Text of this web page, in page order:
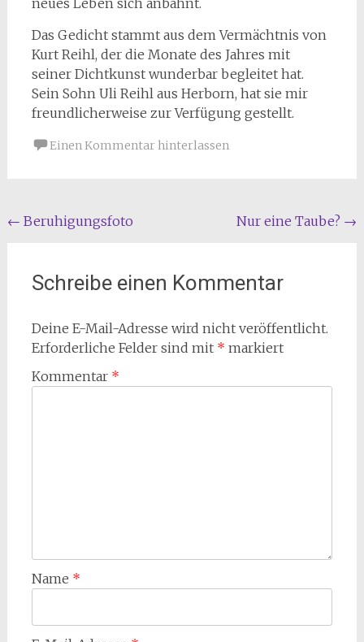
Das Gedicht stammt aus dem Vermächtnis von
Kurt Reihl, der die Monate des Jahres mit
seiner Dichtkunst wunderbar begleitet hat.
Sein Sohn Uli Reihl aus Herborn, hat sie mir
freundlicherweise zur Verfügung gestellt.
Einen Kommentar hinterlassen
Beitragsnavigation
← Beruhigungsfoto Nur eine Taube? →
Schreibe einen Kommentar
Deine E-Mail-Adresse wird nicht veröffentlicht.
Erforderliche Felder sind mit * markiert
Kommentar *
Name *